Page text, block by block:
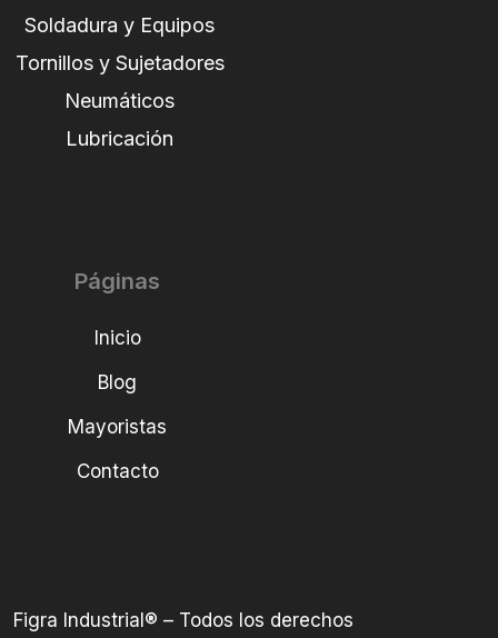
Soldadura y Equipos
Tornillos y Sujetadores
Neumáticos
Lubricación
Páginas
Inicio
Blog
Mayoristas
Contacto
Figra Industrial® – Todos los derechos